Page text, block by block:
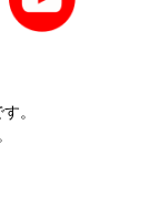
。